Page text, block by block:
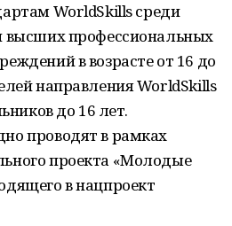
WorldSkills среди
высших профессиональных
в возрасте от 16 до
направления WorldSkills
до 16 лет.
проводят в рамках
проекта «Молодые
в нацпроект